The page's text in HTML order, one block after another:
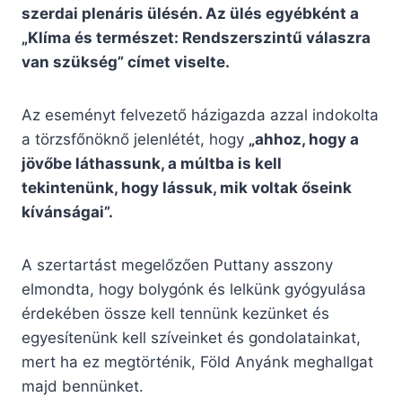
szerdai plenáris ülésén. Az ülés egyébként a
„Klíma és természet: Rendszerszintű válaszra
van szükség” címet viselte.
Az eseményt felvezető házigazda azzal indokolta
a törzsfőnöknő jelenlétét, hogy „ahhoz, hogy a
jövőbe láthassunk, a múltba is kell
tekintenünk, hogy lássuk, mik voltak őseink
kívánságai”.
A szertartást megelőzően Puttany asszony
elmondta, hogy bolygónk és lelkünk gyógyulása
érdekében össze kell tennünk kezünket és
egyesítenünk kell szíveinket és gondolatainkat,
mert ha ez megtörténik, Föld Anyánk meghallgat
majd bennünket.